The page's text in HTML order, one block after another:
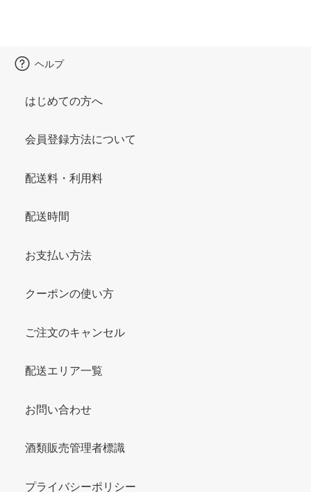
ヘルプ
はじめての方へ
会員登録方法について
配送料・利用料
配送時間
お支払い方法
クーポンの使い方
ご注文のキャンセル
配送エリア一覧
お問い合わせ
酒類販売管理者標識
プライバシーポリシー